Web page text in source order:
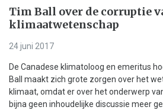
Tim Ball over de corruptie
klimaatwetenschap
24 juni 2017
De Canadese klimatoloog en emeritus
Ball maakt zich grote zorgen over het
klimaat, omdat er over het onderwerp
bijna geen inhoudelijke discussie meer